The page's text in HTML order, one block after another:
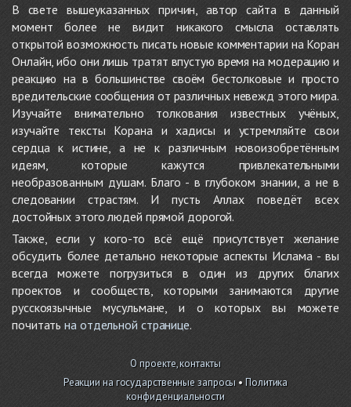
В свете вышеуказанных причин, автор сайта в данный
момент более не видит никакого смысла оставлять
открытой возможность писать новые комментарии на Коран
Онлайн, ибо они лишь тратят впустую время на модерацию и
реакцию на в большинстве своём бестолковые и просто
вредительские сообщения от различных невежд этого мира.
Изучайте внимательно толкования известных учёных,
изучайте тексты Корана и хадисы и устремляйте свои
сердца к истине, а не к различным новоизобретённым
идеям, которые кажутся привлекательными
необразованным душам. Благо - в глубоком знании, а не в
следовании страстям. И пусть Аллах поведёт всех
достойных этого людей прямой дорогой.
Также, если у кого-то всё ещё присутствует желание
обсудить более детально некоторые аспекты Ислама - вы
всегда можете погрузиться в один из других благих
проектов и сообществ, которыми занимаются другие
русскоязычные мусульмане, и о которых вы можете
почитатьна отдельной странице.
О проекте, контакты
Реакции на государственные запросы •Политика
конфиденциальности